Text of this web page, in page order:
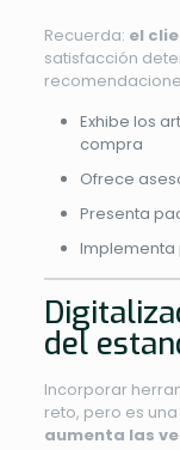
Recuerda: el
satisfacción
Exhibe los
compra
Ofrece
Presenta
del
Incorporar
reto, pero es
aumenta las